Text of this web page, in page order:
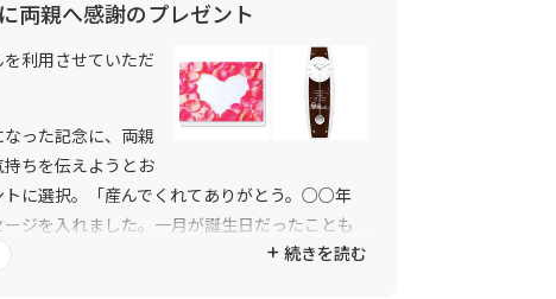
両親へ感謝のプレゼント
利用させていただ
った記念に、両親
ちを伝えようとお
トに選択。「産んでくれてありがとう。○○年
ジを入れました。一月が誕生日だったことも
よう日付を指定しました。家族には「１４日に
続きを読む